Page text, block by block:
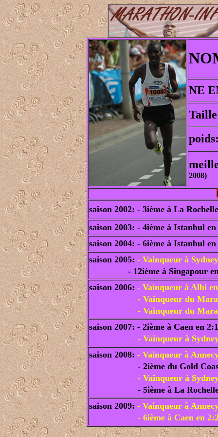
NE
2008)
saison 2002: - 3ième à La
saison 2003: - 4ième à Istanbul
saison 2004: - 6ième à Istanbul
saison 2005: - Vainqueur à
- 12ième à Singapour
saison 2006: - Vainqueur à Albi
- Vainqueur du Marathon
- Vainqueur du Marathon
saison 2007: - 2ième à Caen en
- Vainqueur à
saison 2008: - Vainqueur à
- 2ième du Gold
- Vainqueur à
- 5ième à La
saison 2009: - Vainqueur à
- 6ième à Caen en